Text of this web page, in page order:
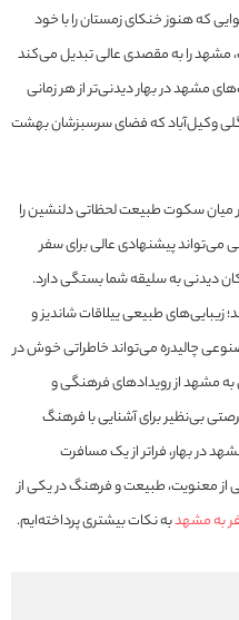
که هنوز خنکای زمستان را با خود
مشهد را به مقصدی عالی تبدیل می‌کند
مشهد در بهار دیدنی‌تر از هر زمانی
وکیل‌آباد که فضای سرسبزشان بهشت
میان سکوت طبیعت لحظاتی دلنشین را
می‌تواند پیشنهادی عالی برای سفر
دیدنی به سلیقه شما بستگی دارد.
زیبایی‌های طبیعی ییلاقات شاندیز و
چالیدره می‌تواند خاطراتی خوش در
به مشهد از رویدادهای فرهنگی و
بی‌نظیر برای آشنایی با فرهنگ
در بهار، فراتر از یک مسافرت
از معنویت، طبیعت و فرهنگ در یکی از
به مشهدبه نکات بیشتری پرداخته‌ایم.